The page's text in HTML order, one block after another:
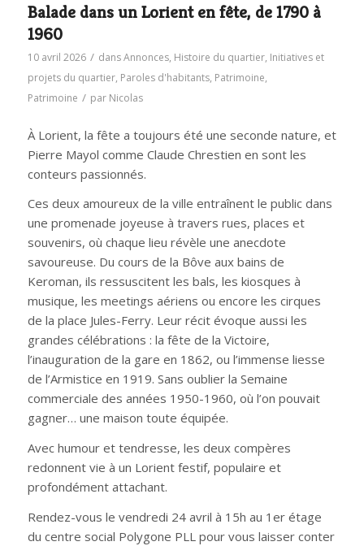
Balade dans un Lorient en fête, de 1790 à
1960
10 avril 2026 / dansAnnonces, Histoire du quartier, Initiatives et
projets du quartier, Paroles d'habitants, Patrimoine,
Patrimoine / par Nicolas
À Lorient, la fête a toujours été une seconde nature, et
Pierre Mayol comme Claude Chrestien en sont les
conteurs passionnés.
Ces deux amoureux de la ville entraînent le public dans
une promenade joyeuse à travers rues, places et
souvenirs, où chaque lieu révèle une anecdote
savoureuse. Du cours de la Bôve aux bains de
Keroman, ils ressuscitent les bals, les kiosques à
musique, les meetings aériens ou encore les cirques
de la place Jules-Ferry. Leur récit évoque aussi les
grandes célébrations : la fête de la Victoire,
l’inauguration de la gare en 1862, ou l’immense liesse
de l’Armistice en 1919. Sans oublier la Semaine
commerciale des années 1950-1960, où l’on pouvait
gagner… une maison toute équipée.
Avec humour et tendresse, les deux compères
redonnent vie à un Lorient festif, populaire et
profondément attachant.
Rendez-vous le vendredi 24 avril à 15h au 1er étage
du centre social Polygone PLL pour vous laisser conter